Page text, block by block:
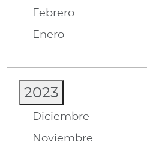
Febrero
Enero
2023
Diciembre
Noviembre